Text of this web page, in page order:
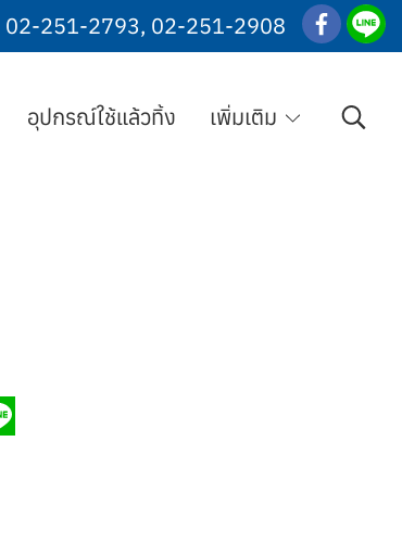
02-251-2793, 02-251-2908
อุปกรณ์ใช้แล้วทิ้ง เพิ่มเติม